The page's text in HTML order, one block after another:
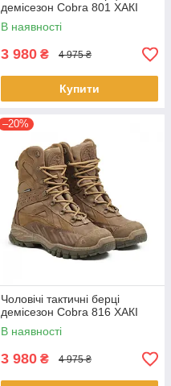
демісезон Cobra 801 ХАКІ
В наявності
3 980 ₴ 4 975 ₴
Купити
–20%
Чоловічі тактичні берці
демісезон Cobra 816 ХАКІ
В наявності
3 980 ₴ 4 975 ₴